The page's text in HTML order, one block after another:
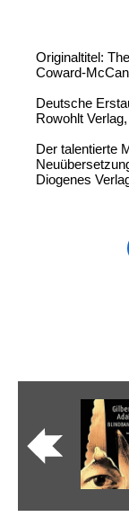
Originaltitel:
Coward-
Deutsche
Rowohlt
Der talentierte
Diogenes